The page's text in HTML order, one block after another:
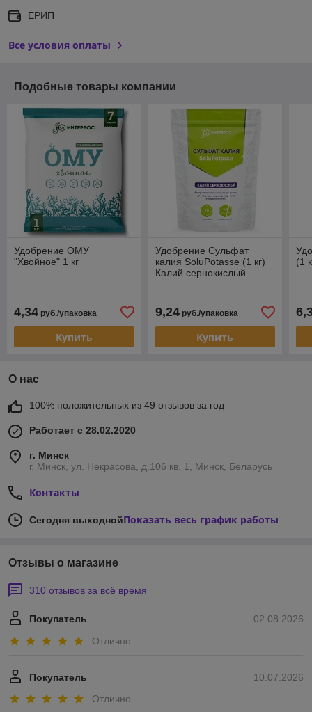
ЕРИП
Все условия оплаты
Подобные товары компании
Удобрение ОМУ
"Хвойное" 1 кг
4,34 руб./упаковка
Купить
Удобрение Сульфат
калия SoluPotasse (1 кг)
Калий сернокислый
9,24руб./упаковка
Купить
(1
О нас
100% положительных из 49 отзывов за год
Работает с 28.02.2020
г. Минск
г. Минск, ул. Некрасова, д.106 кв. 1, Минск, Беларусь
Контакты
Сегодня выходнойПоказать весь график работы
Отзывы о магазине
310 отзывов за всё время
02.08.2026
Покупатель
Отлично
10.07.2026
Покупатель
Отлично